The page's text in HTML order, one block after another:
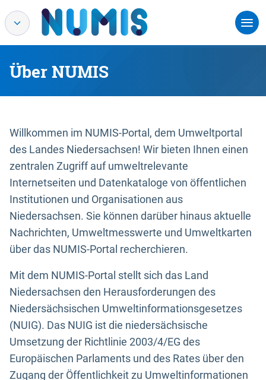
Über NUMIS
Willkommen im NUMIS-Portal, dem Umweltportal
des Landes Niedersachsen! Wir bieten Ihnen einen
zentralen Zugriff auf umweltrelevante
Internetseiten und Datenkataloge von öffentlichen
Institutionen und Organisationen aus
Niedersachsen. Sie können darüber hinaus aktuelle
Nachrichten, Umweltmesswerte und Umweltkarten
über das NUMIS-Portal recherchieren.
Mit dem NUMIS-Portal stellt sich das Land
Niedersachsen den Herausforderungen des
Niedersächsischen Umweltinformationsgesetzes
(NUIG). Das NUIG ist die niedersächsische
Umsetzung der Richtlinie 2003/4/EG des
Europäischen Parlaments und des Rates über den
Zugang der Öffentlichkeit zu Umweltinformationen